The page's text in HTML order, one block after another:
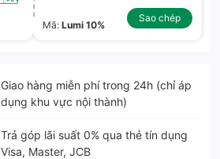
Mã:Lumi 10%
Sao chép
Giao hàng miễn phí trong 24h (chỉ áp
dụng khu vực nội thành)
Trả góp lãi suất 0% qua thẻ tín dụng
Visa, Master, JCB